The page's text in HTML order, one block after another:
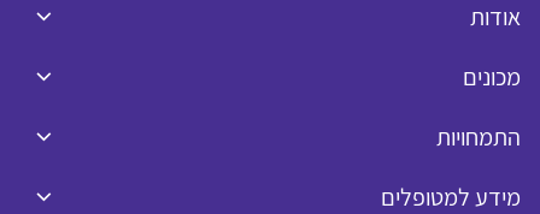
אודות
מכונים
התמחויות
מידע למטופלים